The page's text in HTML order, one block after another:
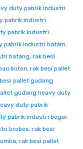
duty pabrik industri
pabrik industri
pabrik industri
pabrik industri batam,
batang, rak besi
buton, rak besi pallet
pallet gudang
gudang heavy duty
duty pabrik
pabrik industri bogor,
brebes, rak besi
, rak besi pallet